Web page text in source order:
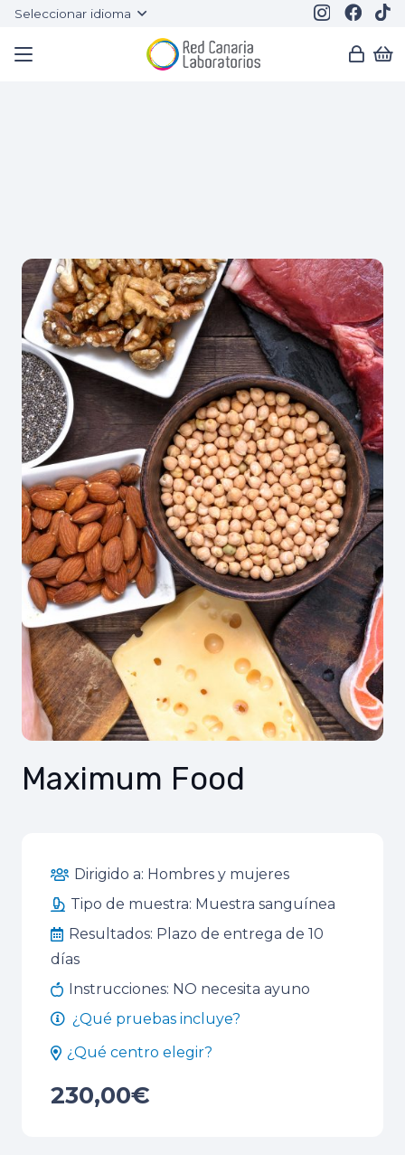
Seleccionar idioma
Maximum Food
Dirigido a: Hombres y mujeres
Tipo de muestra: Muestra sanguínea
Resultados: Plazo de entrega de 10
días
Instrucciones: NO necesita ayuno
¿Qué pruebas incluye?
¿Qué centro elegir?
230,00€